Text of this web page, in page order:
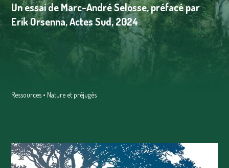
Un essai de Marc-André Selosse, préfacé par
Erik Orsenna, Actes Sud, 2024
Ressources • Nature et préjugés